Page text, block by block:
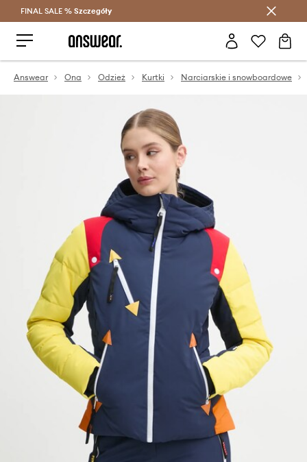
Oszczędzaj z Answear Club >
FINAL SALE % Szczegóły
Answear Ona Odzież Kurtki Narciarskie i snowboardowe